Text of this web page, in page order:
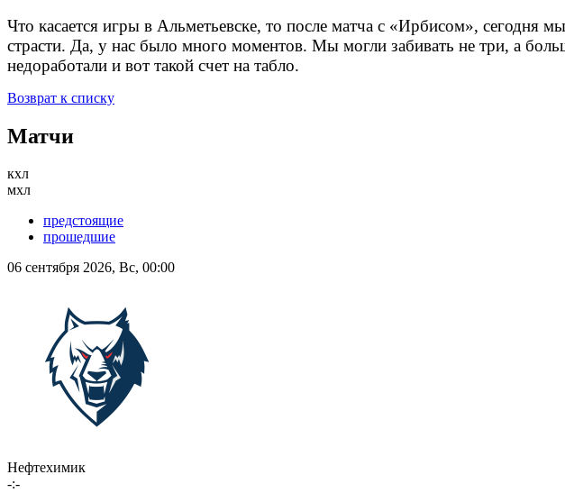
Что касается игры в Альметьевске, то после матча с «Ирбисом»,
страсти. Да, у нас было много моментов. Мы могли забивать не три, а
недоработали и вот такой счет на табло.
Возврат к списку
Матчи
кхл
мхл
предстоящие
прошедшие
06 сентября 2026, Вс, 00:00
Нефтехимик
-:-